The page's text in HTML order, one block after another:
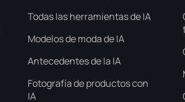
Todas las herramientas de IA
Modelos de moda de IA
Antecedentes de la IA
Fotografía de productos con
IA